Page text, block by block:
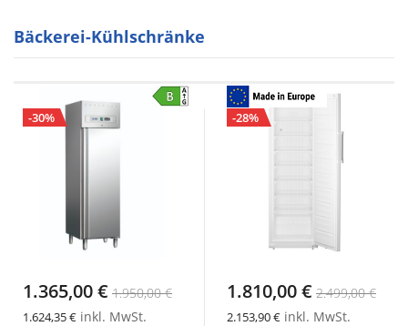
Bäckerei-Kühlschränke
-30%
1.365,00 € 1.950,00 €
1.624,35 € inkl. MwSt.
-28%
1.810,00 € 2.499,00 €
2.153,90 € inkl. MwSt.